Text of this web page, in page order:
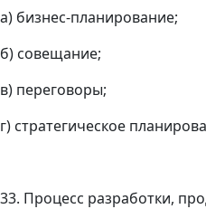
а) бизнес-планирование;
б) совещание;
в) переговоры;
г) стратегическое
33. Процесс разработки,